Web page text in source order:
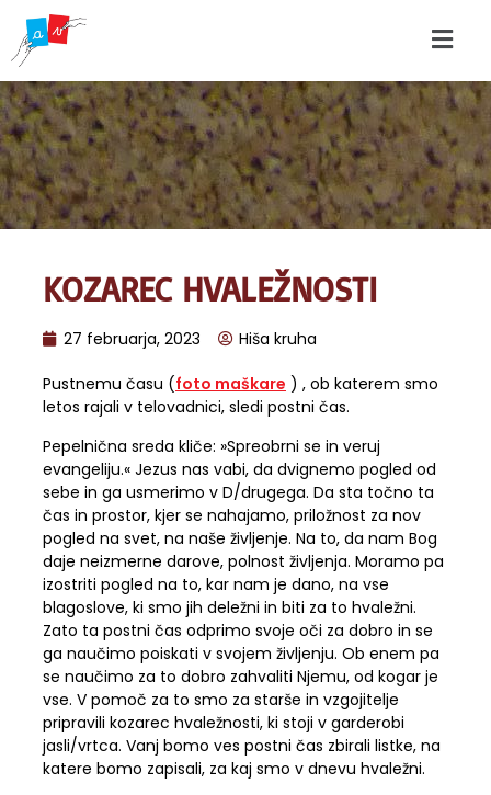
KOZAREC HVALEŽNOSTI
27 februarja, 2023 Hiša kruha
Pustnemu času (foto maškare ) , ob katerem smo
letos rajali v telovadnici, sledi postni čas.
Pepelnična sreda kliče: »Spreobrni se in veruj
evangeliju.« Jezus nas vabi, da dvignemo pogled od
sebe in ga usmerimo v D/drugega. Da sta točno ta
čas in prostor, kjer se nahajamo, priložnost za nov
pogled na svet, na naše življenje. Na to, da nam Bog
daje neizmerne darove, polnost življenja. Moramo pa
izostriti pogled na to, kar nam je dano, na vse
blagoslove, ki smo jih deležni in biti za to hvaležni.
Zato ta postni čas odprimo svoje oči za dobro in se
ga naučimo poiskati v svojem življenju. Ob enem pa
se naučimo za to dobro zahvaliti Njemu, od kogar je
vse. V pomoč za to smo za starše in vzgojitelje
pripravili kozarec hvaležnosti, ki stoji v garderobi
jasli/vrtca. Vanj bomo ves postni čas zbirali listke, na
katere bomo zapisali, za kaj smo v dnevu hvaležni.